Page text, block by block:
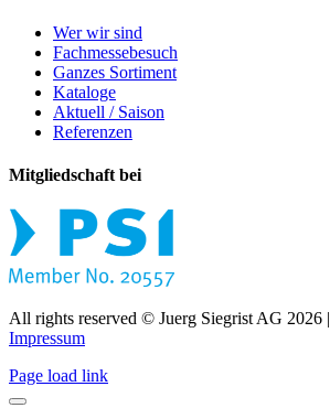
Wer wir sind
Fachmessebesuch
Ganzes Sortiment
Kataloge
Aktuell / Saison
Referenzen
Mitgliedschaft bei
All rights reserved © Juerg Siegrist AG 2026 |
Impressum
Page load link